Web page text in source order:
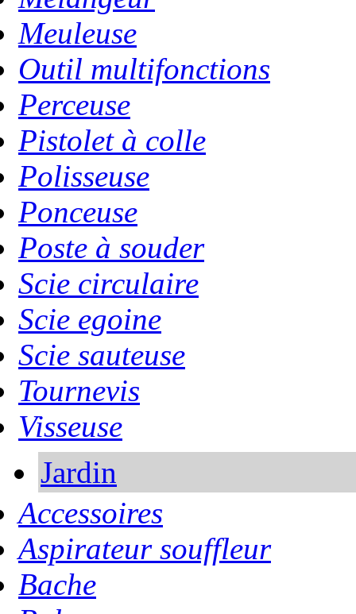
Meuleuse
Outil multifonctions
Perceuse
Pistolet à colle
Polisseuse
Ponceuse
Poste à souder
Scie circulaire
Scie egoine
Scie sauteuse
Tournevis
Visseuse
Jardin
Accessoires
Aspirateur souffleur
Bache